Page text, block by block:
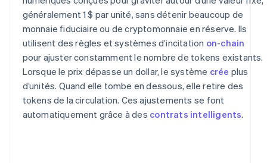
généralement 1 $ par unité, sans détenir beaucoup de
monnaie fiduciaire ou de cryptomonnaie en réserve. Ils
utilisent des règles et systèmes d’incitation on-chain
pour ajuster constamment le nombre de tokens existants.
Lorsque le prix dépasse un dollar, le système crée plus
d’unités. Quand elle tombe en dessous, elle retire des
tokens de la circulation. Ces ajustements se font
automatiquement grâce à des contrats intelligents.